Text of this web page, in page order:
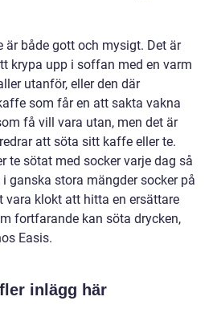
är både gott och mysigt. Det är
krypa upp i soffan med en varm
utanför, eller den där
som får en att sakta vakna
få vill vara utan, men det är
att söta sitt kaffe eller te.
te sötat med socker varje dag så
ganska stora mängder socker på
vara klokt att hitta en ersättare
fortfarande kan söta drycken,
Easis.
inlägg här